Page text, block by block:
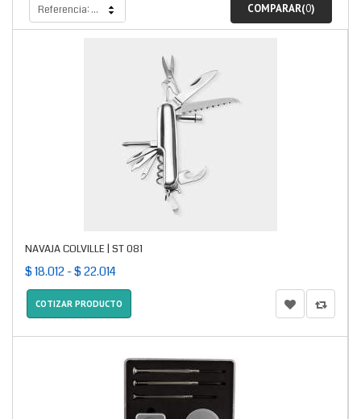
Referencia: más alto primero COMPARAR(0)
NAVAJA COLVILLE | ST 081
$ 18.012 - $ 22.014
COTIZAR PRODUCTO